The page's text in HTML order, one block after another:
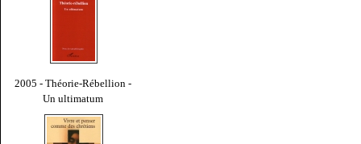
2005 - Théorie-Rébellion -
Un ultimatum